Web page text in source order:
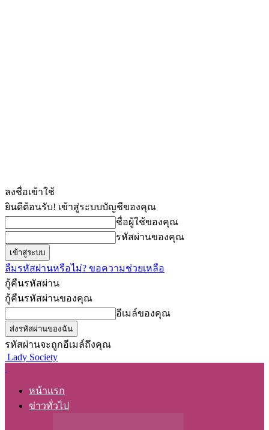
ลงชื่อเข้าใช้
ยินดีต้อนรับ! เข้าสู่ระบบบัญชีของคุณ
ชื่อผู้ใช้ของคุณ
รหัสผ่านของคุณ
ลืมรหัสผ่านหรือไม่? ขอความช่วยเหลือ
กู้คืนรหัสผ่าน
กู้คืนรหัสผ่านของคุณ
อีเมล์ของคุณ
รหัสผ่านจะถูกอีเมล์ถึงคุณ
Lady Society
หน้าแรก
ข่าวทั่วไป